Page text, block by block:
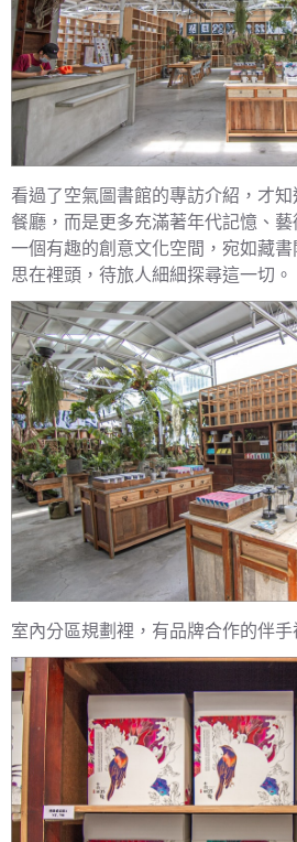
看過了空氣圖書館的專訪介紹，才
餐廳，而是更多充滿著年代記憶、
一個有趣的創意文化空間，宛如藏
思在裡頭，待旅人細細探尋這一切。
室內分區規劃裡，有品牌合作的伴手